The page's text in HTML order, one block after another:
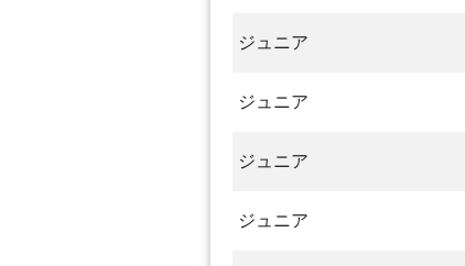
ジュニア
ジュニア
ジュニア
ジュニア